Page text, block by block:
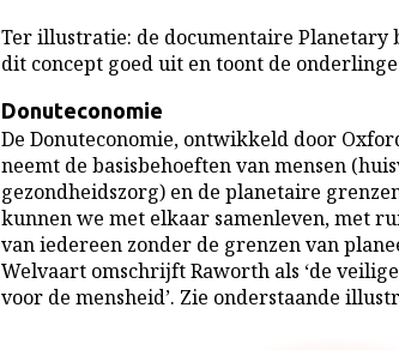
Ter illustratie: de documentaire
dit concept goed uit en toont de
Donuteconomie
De Donuteconomie, ontwikkeld door
neemt de basisbehoeften van mensen
gezondheidszorg) en de planetaire
kunnen we met elkaar samenleven, met
van iedereen zonder de grenzen van
Welvaart omschrijft Raworth als ‘de
voor de mensheid’. Zie onderstaande